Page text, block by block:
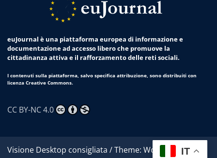
euJournal è una piattaforma europea di informazione e
documentazione ad accesso libero che promuove la
cittadinanza attiva e il rafforzamento delle reti sociali.
I contenuti sulla piattaforma, salvo specifica attribuzione, sono distribuiti con
licenza Creative Commons.
CC BY-NC 4.0
Visione Desktop consigliata / Theme: Worldwide News
IT